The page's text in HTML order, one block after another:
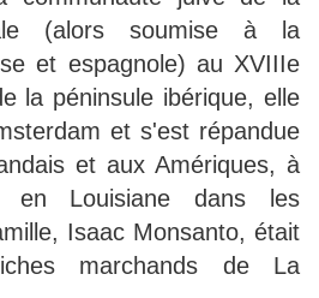
(alors soumise à la
et espagnole) au XVIIIe
la péninsule ibérique, elle
et s'est répandue
et aux Amériques, à
en Louisiane dans les
Isaac Monsanto, était
marchands de La